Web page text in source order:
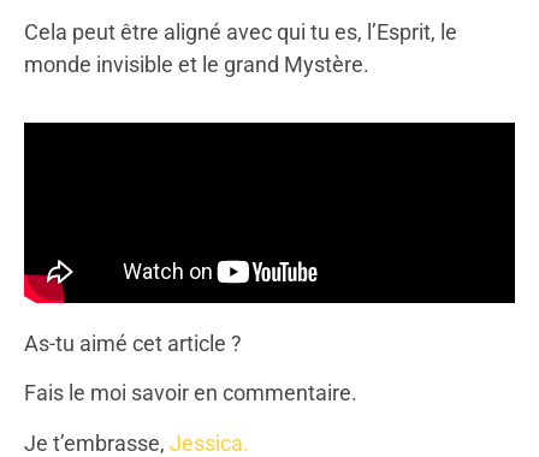
Cela peut être aligné avec qui tu es, l’Esprit, le
monde invisible et le grand Mystère.
As-tu aimé cet article ?
Fais le moi savoir en commentaire.
Je t’embrasse, Jessica.